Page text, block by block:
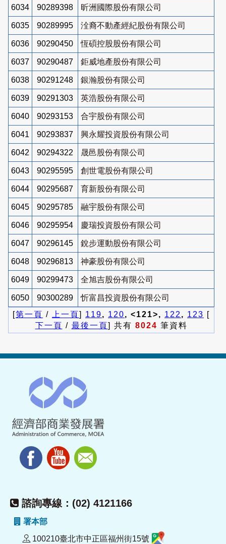
6034 90289398 昕洲國際股份有限公司
6035 90289995 洤裔不動產經紀股份有限公司
6036 90290450 恆碩控股股份有限公司
6037 90290487 鉅威地產股份有限公司
6038 90291248 銀瀚股份有限公司
6039 90291303 英浩股份有限公司
6040 90293153 合宇股份有限公司
6041 90293837 興永耀投資股份有限公司
6042 90294322 晟邑股份有限公司
6043 90295595 創世電股份有限公司
6044 90295687 育新股份有限公司
6045 90295785 融宇股份有限公司
6046 90295954 慶瑞投資股份有限公司
6047 90296145 銳步運動股份有限公司
6048 90296813 神豪股份有限公司
6049 90299473 全旭吉股份有限公司
6050 90300289
忻富昌投資股份有限公司
[第一頁 / 上一頁] 119, 120, <121>, 122 , 123 [
下一頁 / 最後一頁] 共有 8024 筆資料
諮詢專線：(02) 4121166
署本部
100210臺北市中正區福州街15號